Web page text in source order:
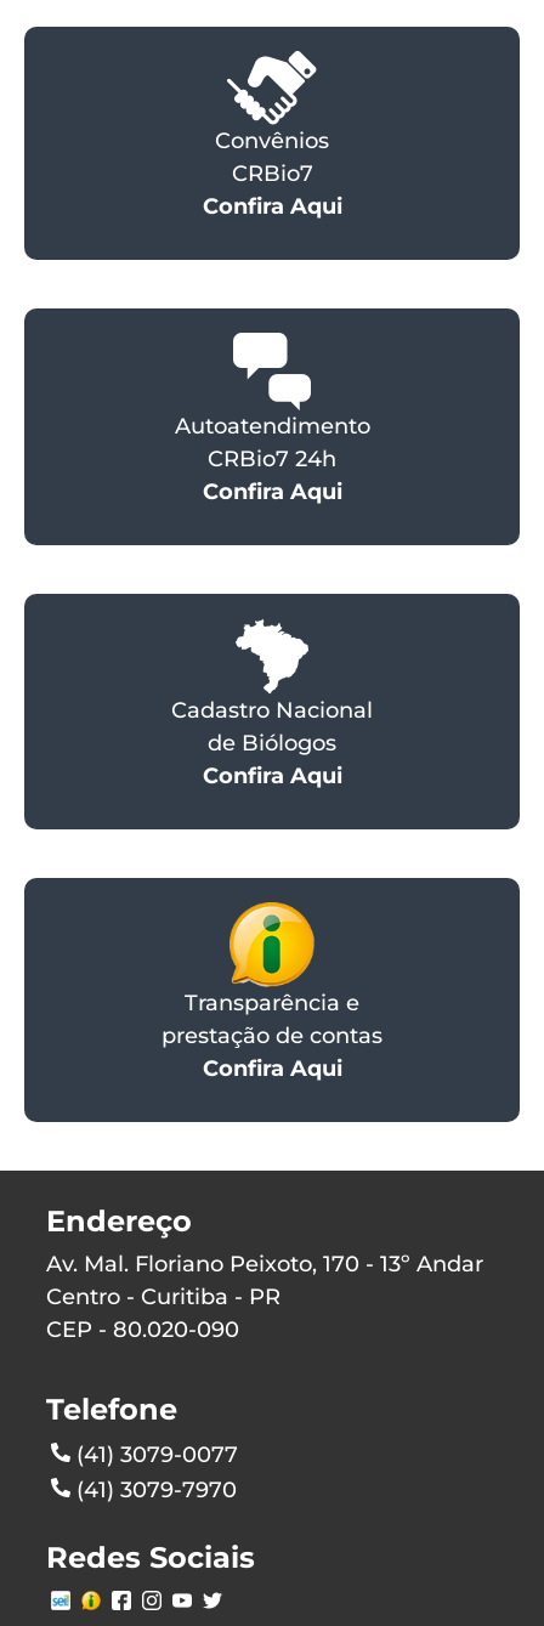
Convênios
CRBio7
Confira Aqui
Autoatendimento
CRBio7 24h
Confira Aqui
Cadastro Nacional
de Biólogos
Confira Aqui
Transparência e
prestação de contas
Confira Aqui
Endereço
Av. Mal. Floriano Peixoto, 170 - 13º Andar
Centro - Curitiba - PR
CEP - 80.020-090
Telefone
(41) 3079-0077
(41) 3079-7970
Redes Sociais